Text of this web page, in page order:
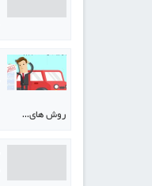
روش های…